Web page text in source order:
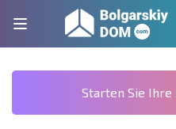
Starten Sie